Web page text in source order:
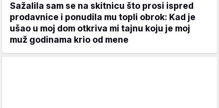
Sažalila sam se na skitnicu što prosi ispred
prodavnice i ponudila mu topli obrok: Kad je
ušao u moj dom otkriva mi tajnu koju je moj
muž godinama krio od mene